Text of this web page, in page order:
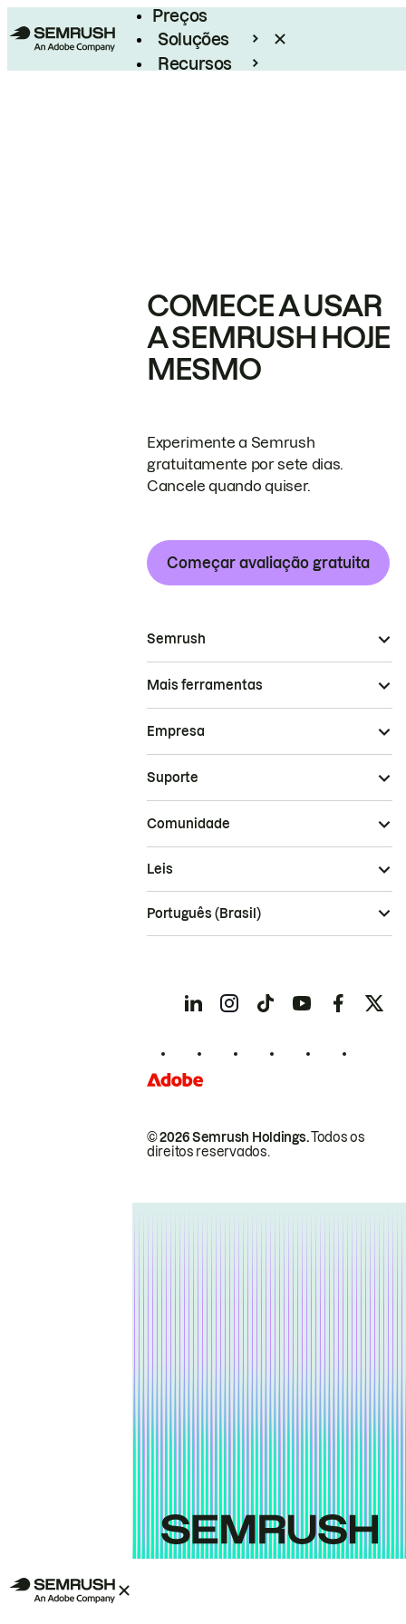
Preços
Soluções
Recursos
COMECE A USAR
A SEMRUSH HOJE
MESMO
Experimente a Semrush
gratuitamente por sete dias.
Cancele quando quiser.
Começar avaliação gratuita
Semrush
Mais ferramentas
Empresa
Suporte
Comunidade
© 2026 Semrush Holdings.Todos os
direitos reservados.
Leis
Português (Brasil)